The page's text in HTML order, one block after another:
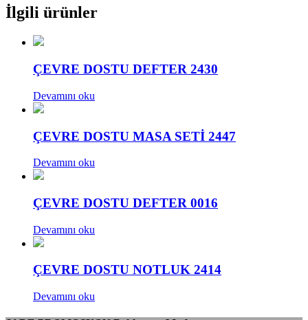
İlgili ürünler
ÇEVRE DOSTU DEFTER 2430
Devamını oku
ÇEVRE DOSTU MASA SETİ 2447
Devamını oku
ÇEVRE DOSTU DEFTER 0016
Devamını oku
ÇEVRE DOSTU NOTLUK 2414
Devamını oku